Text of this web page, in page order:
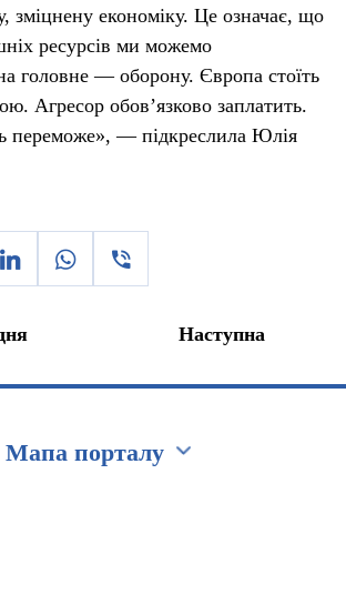
зміцнену економіку. Це означає, що
ресурсів ми можемо
головне — оборону. Європа стоїть
Агресор обов’язково заплатить.
переможе», — підкреслила Юлія
Наступна
Мапа порталу